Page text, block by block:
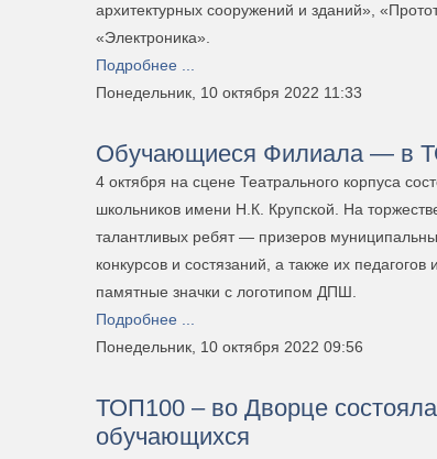
архитектурных сооружений и зданий»,
«Электроника».
Подробнее ...
Понедельник, 10 октября 2022 11:33
Обучающиеся Филиала — в
4 октября на сцене Театрального корпуса
школьников имени Н.К. Крупской. На
талантливых ребят — призеров
конкурсов и состязаний, а также их
памятные значки с логотипом ДПШ.
Подробнее ...
Понедельник, 10 октября 2022 09:56
ТОП100 – во Дворце
обучающихся